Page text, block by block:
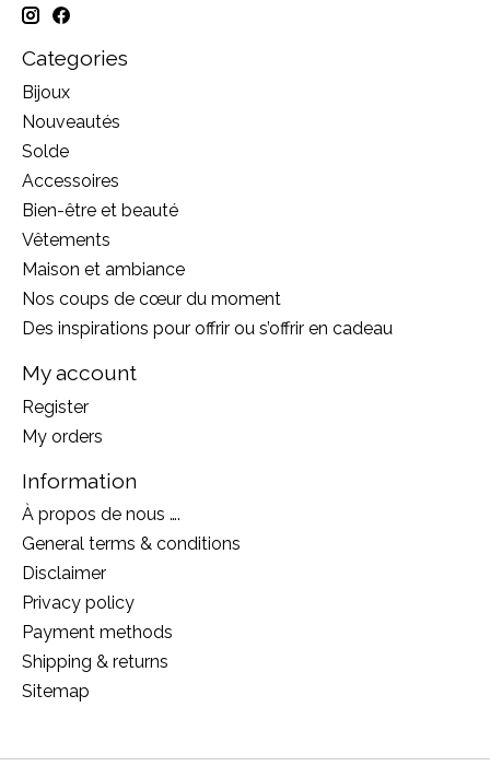
Categories
Bijoux
Nouveautés
Solde
Accessoires
Bien-être et beauté
Vêtements
Maison et ambiance
Nos coups de cœur du moment
Des inspirations pour offrir ou s’offrir en cadeau
My account
Register
My orders
Information
À propos de nous ….
General terms & conditions
Disclaimer
Privacy policy
Payment methods
Shipping & returns
Sitemap